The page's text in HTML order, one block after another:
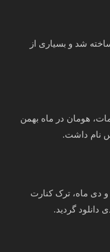
سال ۱۴۰۰ این ترک ساخته شد و بسیاری از
تو چشمات، هومان در ماه بهمن
نام داشت.
اما در سال های قبل تر، یعنی سال ۱۳۹۷ و دی ماه، ترک کنارت
دانلود گردید.